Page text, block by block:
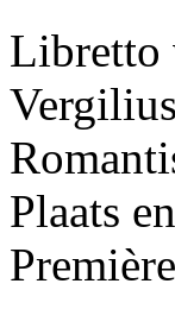
Libretto
Plaats